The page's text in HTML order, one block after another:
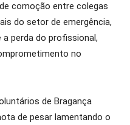
comoção entre colegas
do setor de emergência,
perda do profissional,
no
de Bragança
de pesar lamentando o